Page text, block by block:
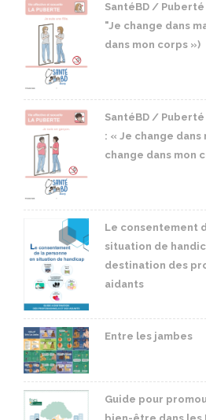
SantéBD / Puberté
"Je change dans
dans mon corps »)
SantéBD / Puberté
: « Je change
change dans mon
Le consentement
situation de
destination des
aidants
Entre les jambes
Guide pour